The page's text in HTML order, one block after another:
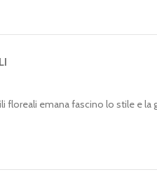
emana fascino lo stile e la